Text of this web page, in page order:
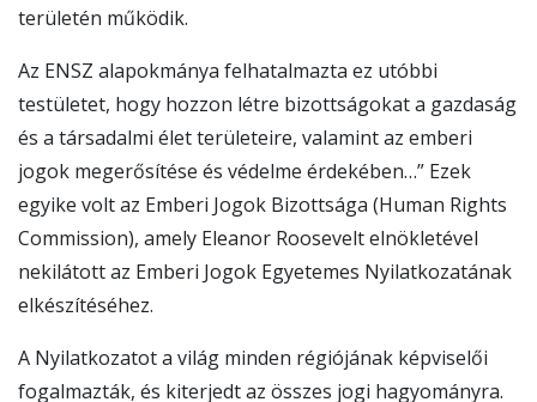
területén működik.
Az ENSZ alapokmánya felhatalmazta ez utóbbi
testületet, hogy hozzon létre bizottságokat a gazdaság
és a társadalmi élet területeire, valamint az emberi
jogok megerősítése és védelme érdekében…” Ezek
egyike volt az Emberi Jogok Bizottsága (Human Rights
Commission), amely Eleanor Roosevelt elnökletével
nekilátott az Emberi Jogok Egyetemes Nyilatkozatának
elkészítéséhez.
A Nyilatkozatot a világ minden régiójának képviselői
fogalmazták, és kiterjedt az összes jogi hagyományra.